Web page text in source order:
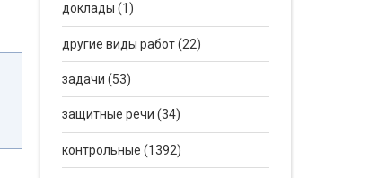
доклады (1)
другие виды работ (22)
задачи (53)
защитные речи (34)
контрольные (1392)